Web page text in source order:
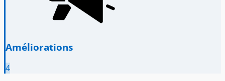
Améliorations
4